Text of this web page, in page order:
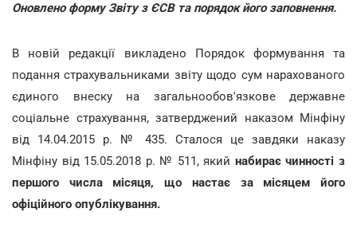
Оновлено форму Звіту з ЄСВ та порядок його заповнення.
В новій редакції викладено Порядок формування та
подання страхувальниками звіту щодо сум нарахованого
єдиного внеску на загальнообов'язкове державне
соціальне страхування, затверджений наказом Мінфіну
від 14.04.2015 р. № 435. Сталося це завдяки наказу
Мінфіну від 15.05.2018 р. № 511, який набирає чинності з
першого числа місяця, що настає за місяцем його
офіційного опублікування.